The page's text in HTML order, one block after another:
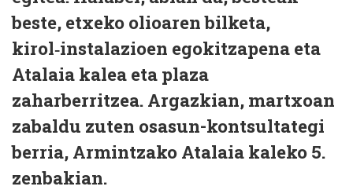
beste, etxeko olioaren bilketa,
kirol‑instalazioen egokitzapena eta
Atalaia kalea eta plaza
zaharberritzea. Argazkian, martxoan
zabaldu zuten osasun-kontsultategi
berria, Armintzako Atalaia kaleko 5.
zenbakian.